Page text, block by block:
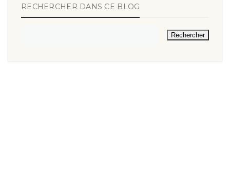
RECHERCHER DANS CE BLOG